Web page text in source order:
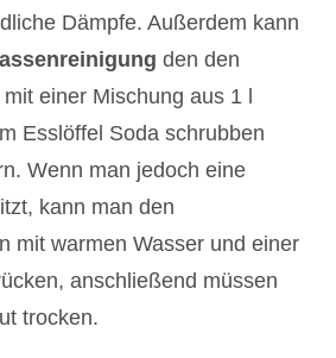
Dämpfe. Außerdem kann
den den
einer Mischung aus 1 l
Esslöffel Soda schrubben
Wenn man jedoch eine
kann man den
mit warmen Wasser und einer
anschließend müssen
trocken.